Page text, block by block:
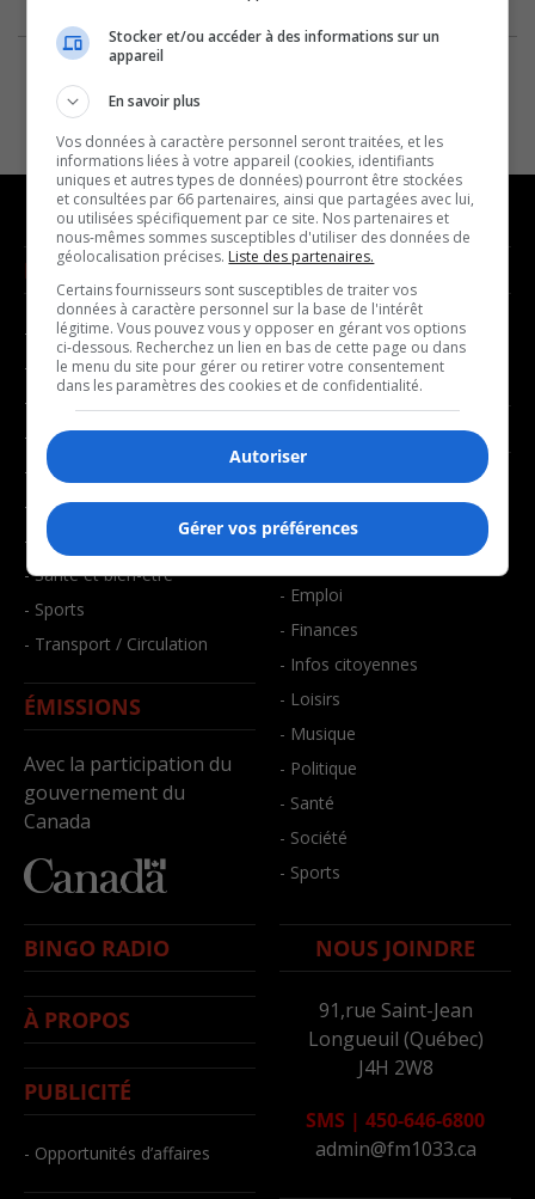
NOUVELLES
- Affaires municipales
- Communauté / Social
- Culture
- Économie
- Éducation
- Environnement
- Faits divers
- Santé et bien-être
- Sports
- Transport / Circulation
ÉMISSIONS
Avec la participation du
gouvernement du
Canada
MUSIQUE
- Décompte franco
- Joué récemment
BALADOS
- Art de vivre
- Bien-être
- Emploi
- Finances
- Infos citoyennes
- Loisirs
- Musique
- Politique
- Santé
- Société
- Sports
BINGO RADIO
À PROPOS
PUBLICITÉ
- Opportunités d’affaires
NOUS JOINDRE
91,rue Saint-Jean
Longueuil (Québec)
J4H 2W8
SMS | 450-646-6800
admin@fm1033.ca
Stocker et/ou accéder à des informations sur un
appareil
En savoir plus
Vos données à caractère personnel seront traitées, et les
informations liées à votre appareil (cookies, identifiants
uniques et autres types de données) pourront être stockées
et consultées par 66 partenaires, ainsi que partagées avec lui,
ou utilisées spécifiquement par ce site. Nos partenaires et
nous-mêmes sommes susceptibles d'utiliser des données de
géolocalisation précises. Liste des partenaires.
Certains fournisseurs sont susceptibles de traiter vos
données à caractère personnel sur la base de l'intérêt
légitime. Vous pouvez vous y opposer en gérant vos options
ci-dessous. Recherchez un lien en bas de cette page ou dans
le menu du site pour gérer ou retirer votre consentement
dans les paramètres des cookies et de confidentialité.
Autoriser
Gérer vos préférences